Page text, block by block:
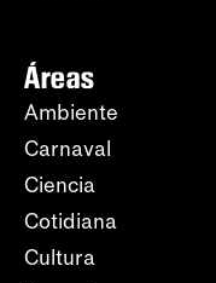
Áreas
Ambiente
Carnaval
Ciencia
Cotidiana
Cultura